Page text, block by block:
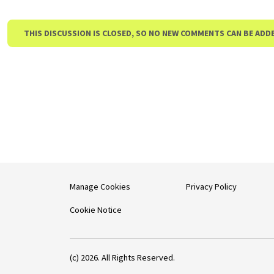
THIS DISCUSSION IS CLOSED, SO NO NEW COMMENTS CAN BE
Manage Cookies
Cookie Notice
Privacy Policy
(c) 2026. All Rights Reserved.